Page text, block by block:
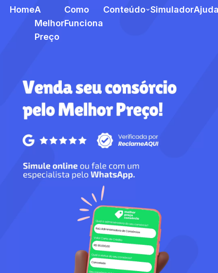
HomeA
Melhor
Preço
Como
Funciona
Conteúdo Simulador